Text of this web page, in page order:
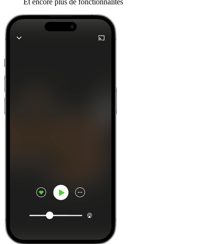
Et encore plus de fonctionnalités